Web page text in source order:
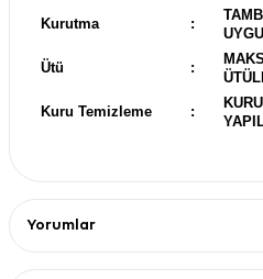
Kurutma :
Ütü :
Kuru Temizleme :
Yorumlar